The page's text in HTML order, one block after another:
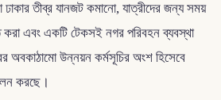
তীব্র যানজট কমানো, যাত্রীদের জন্য সময়
করা এবং একটি টেকসই নগর পরিবহন ব্যবস্থা
অবকাঠামো উন্নয়ন কর্মসূচির অংশ হিসেবে
করছে।